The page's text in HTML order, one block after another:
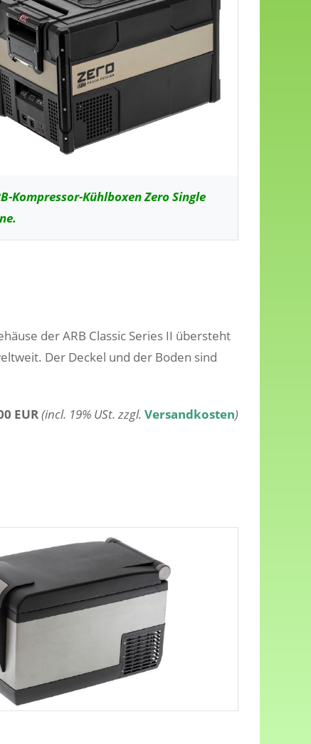
Kompressor-Kühlboxen Zero Single
der ARB Classic Series II übersteht
Der Deckel und der Boden sind
EUR(incl. 19% USt. zzgl. Versandkosten)